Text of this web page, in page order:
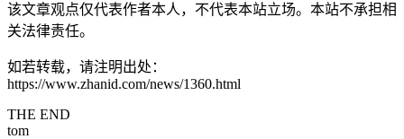
该文章观点仅代表作者本人，不代表本站立场。本站不承担相
关法律责任。
如若转载，请注明出处：
https://www.zhanid.com/news/1360.html
THE END
tom